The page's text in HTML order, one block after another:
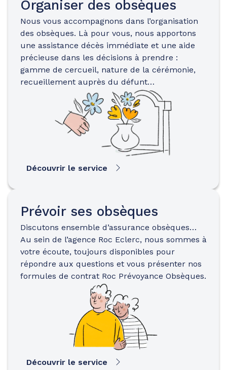
Organiser des obsèques
Nous vous accompagnons dans l’organisation
des obsèques. Là pour vous, nous apportons
une assistance décès immédiate et une aide
précieuse dans les décisions à prendre :
gamme de cercueil, nature de la cérémonie,
recueillement auprès du défunt…
Découvrir le service
Prévoir ses obsèques
Discutons ensemble d’assurance obsèques…
Au sein de l’agence Roc Eclerc, nous sommes à
votre écoute, toujours disponibles pour
répondre aux questions et vous présenter nos
formules de contrat Roc Prévoyance Obsèques.
Découvrir le service